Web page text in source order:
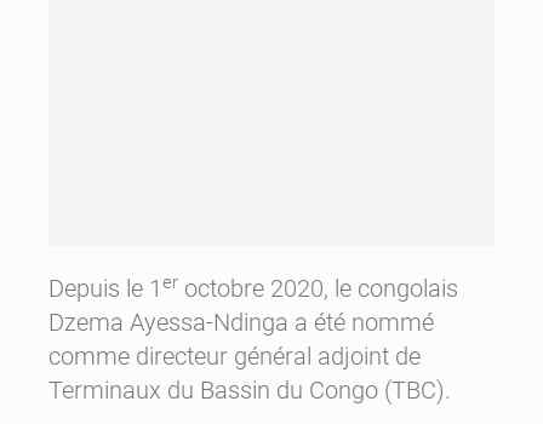
Depuis le 1 er octobre 2020, le congolais
Dzema Ayessa-Ndinga a été nommé
comme directeur général adjoint de
Terminaux du Bassin du Congo (TBC).